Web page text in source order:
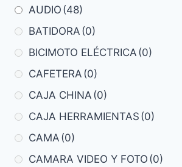
AUDIO (48)
BATIDORA (0)
BICIMOTO ELÉCTRICA (0)
CAFETERA (0)
CAJA CHINA (0)
CAJA HERRAMIENTAS (0)
CAMA (0)
CAMARA VIDEO Y FOTO (0)